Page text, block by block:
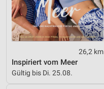
26,2 km
Inspiriert vom Meer
Gültig bis Di. 25.08.